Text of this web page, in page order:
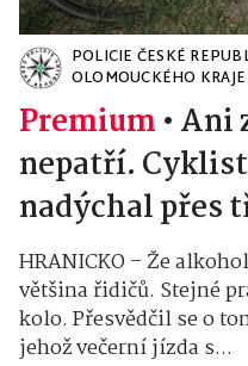
POLICIE ČESKÉ
OLOMOUCKÉHO KRAJE
Premium • Ani
nepatří.
nadýchal přes
HRANICKO – Že
většina řidičů. Stejné
kolo. Přesvědčil se o
jehož večerní jízda s...